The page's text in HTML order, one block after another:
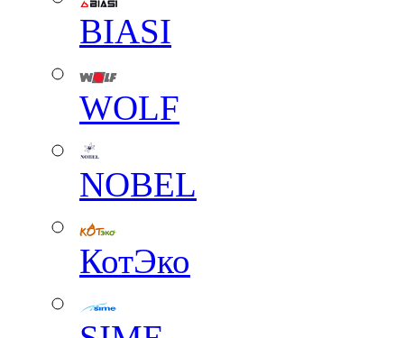
BIASI
WOLF
NOBEL
КотЭко